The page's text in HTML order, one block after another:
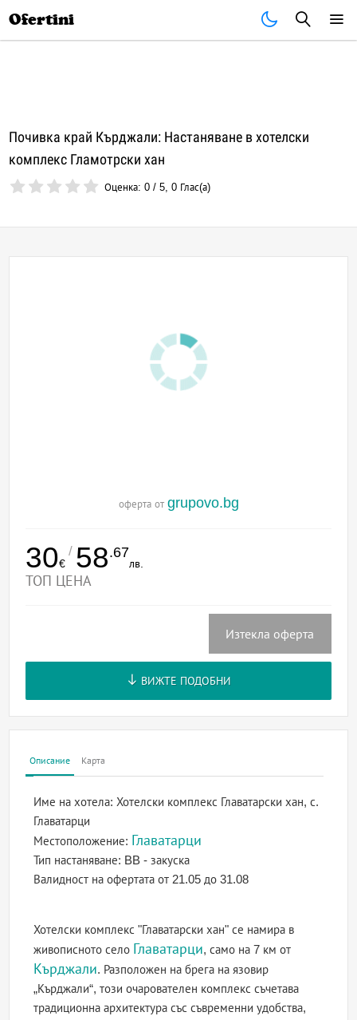
Ofertini
Почивка край Кърджали: Настаняване в хотелски
комплекс Гламотрски хан
Оценка:0 /5,0 Глас(а)
оферта от grupovo.bg
30€
/ 58.67
лв.
ТОП ЦЕНА
Изтекла оферта
ВИЖТЕ ПОДОБНИ
Описание Карта
Име на хотела: Хотелски комплекс Главатарски хан, с.
Главатарци
Местоположение: Главатарци
Тип настаняване: BB - закуска
Валидност на офертатаот 21.05 до 31.08
Хотелски комплекс "Главатарски хан" се намира в
живописното село Главатарци, само на 7 км от
Кърджали. Разположен на брега на язовир
„Кърджали“, този очарователен комплекс съчетава
традиционна архитектура със съвременни удобства,